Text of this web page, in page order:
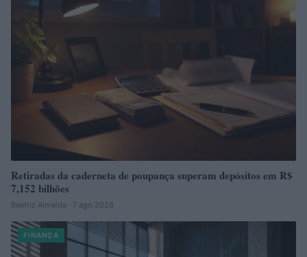
Retiradas da caderneta de poupança superam depósitos em R$
7,152 bilhões
Beatriz Almeida · 7 ago 2026
FINANÇA